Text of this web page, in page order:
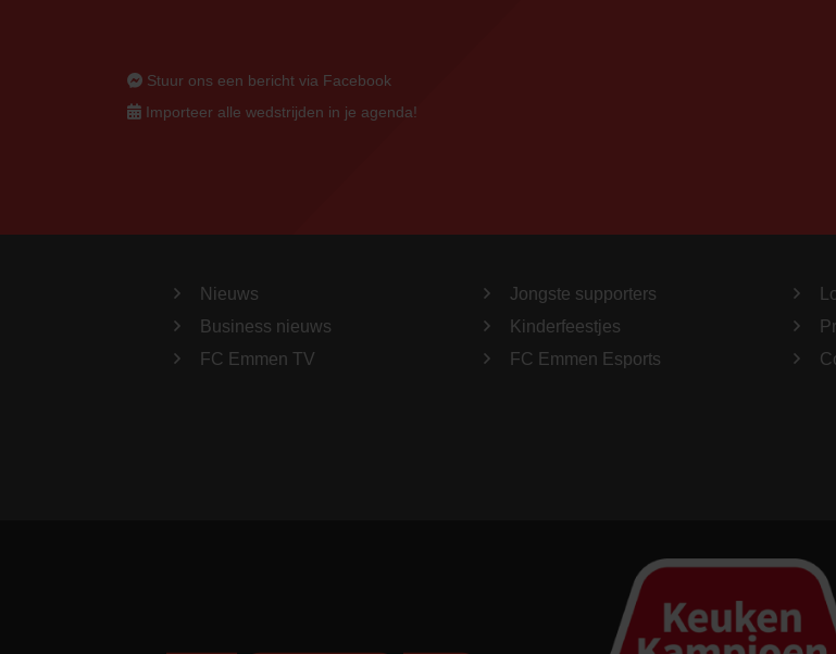
Stuur ons een bericht via Facebook
Importeer alle wedstrijden in je agenda!
Nieuws
Business nieuws
FC Emmen TV
Jongste supporters
Kinderfeestjes
FC Emmen Esports